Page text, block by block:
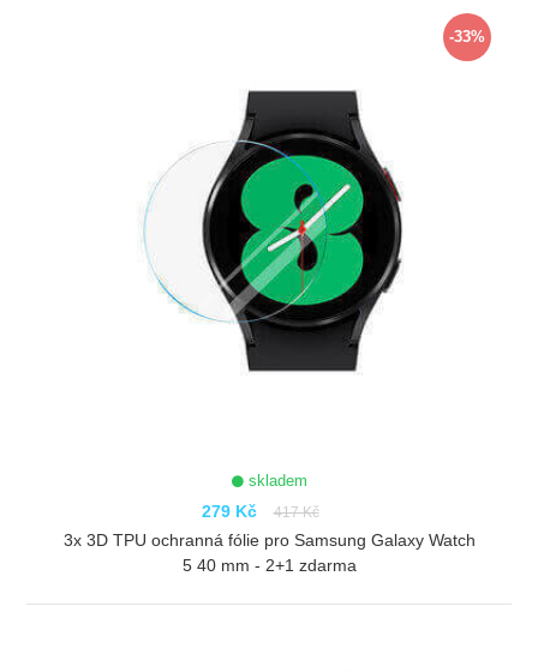
-33%
skladem
279 Kč 417 Kč
3x 3D TPU ochranná fólie pro Samsung Galaxy Watch
5 40 mm - 2+1 zdarma